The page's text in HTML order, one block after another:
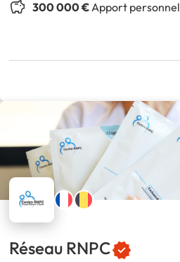
300 000 € Apport personnel
Réseau RNPC